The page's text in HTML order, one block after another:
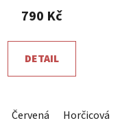
produktu
5,0
z
790 Kč
DETAIL
Červená Horčicová